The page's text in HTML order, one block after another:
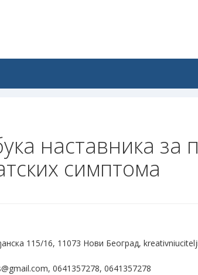
наставника
симптома
115/16, 11073 Нови Београд,
0641357278, 0641357278